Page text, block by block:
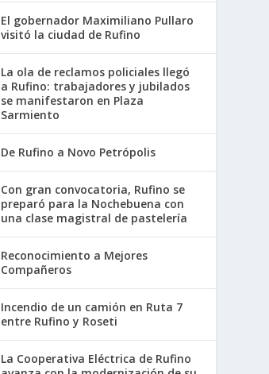
El gobernador Maximiliano Pullaro
visitó la ciudad de Rufino
La ola de reclamos policiales llegó
a Rufino: trabajadores y jubilados
se manifestaron en Plaza
Sarmiento
De Rufino a Novo Petrópolis
Con gran convocatoria, Rufino se
preparó para la Nochebuena con
una clase magistral de pastelería
Reconocimiento a Mejores
Compañeros
Incendio de un camión en Ruta 7
entre Rufino y Roseti
La Cooperativa Eléctrica de Rufino